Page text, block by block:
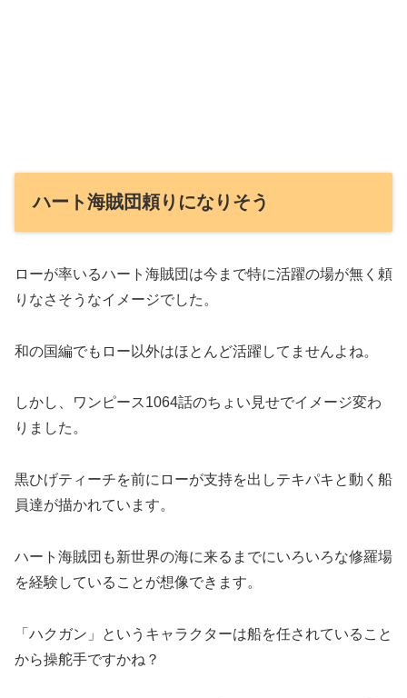
ハート海賊団頼りになりそう
ローが率いるハート海賊団は今まで特に活躍の場が無く頼
りなさそうなイメージでした。
和の国編でもロー以外はほとんど活躍してませんよね。
しかし、ワンピース1064話のちょい見せでイメージ変わ
りました。
黒ひげティーチを前にローが支持を出しテキパキと動く船
員達が描かれています。
ハート海賊団も新世界の海に来るまでにいろいろな修羅場
を経験していることが想像できます。
「ハクガン」というキャラクターは船を任されていること
から操舵手ですかね？